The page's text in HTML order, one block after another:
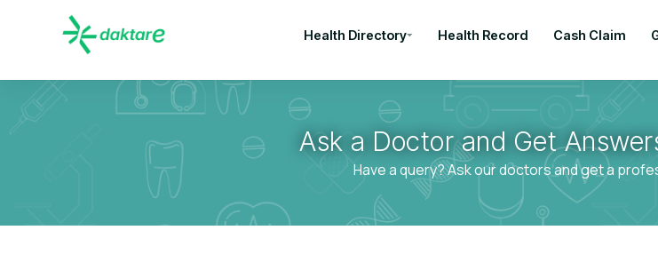
Health Directory Health Record Cash Claim
Ask a Doctor and Get
Have a query? Ask our doctors and get a